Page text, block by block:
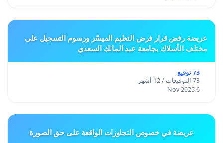
عريضة رفض قرار فرض التعليم الميسّر ورسوم التسجيل على
مختلف الأسلاك بجامعة عبد المالك السعدي
73 توقيع
73 التوقيعات / 12 أشهر
6 Nov 2025
عريضة في خصوص التجاوزات الواقعة على حق الصورة